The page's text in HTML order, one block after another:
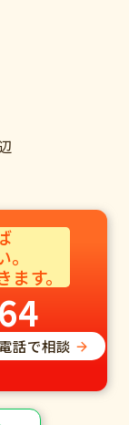
す。​
電話で相談